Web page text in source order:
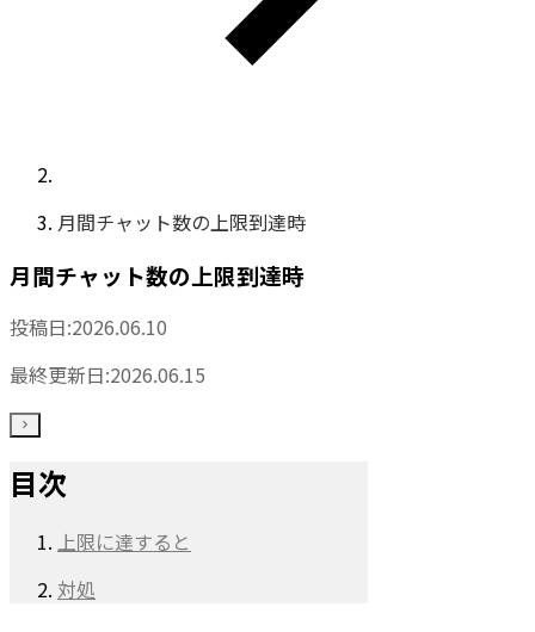
月間チャット数の上限到達時
月間チャット数の上限到達時
投稿日:2026.06.10
最終更新日:2026.06.15
目次
上限に達すると
対処